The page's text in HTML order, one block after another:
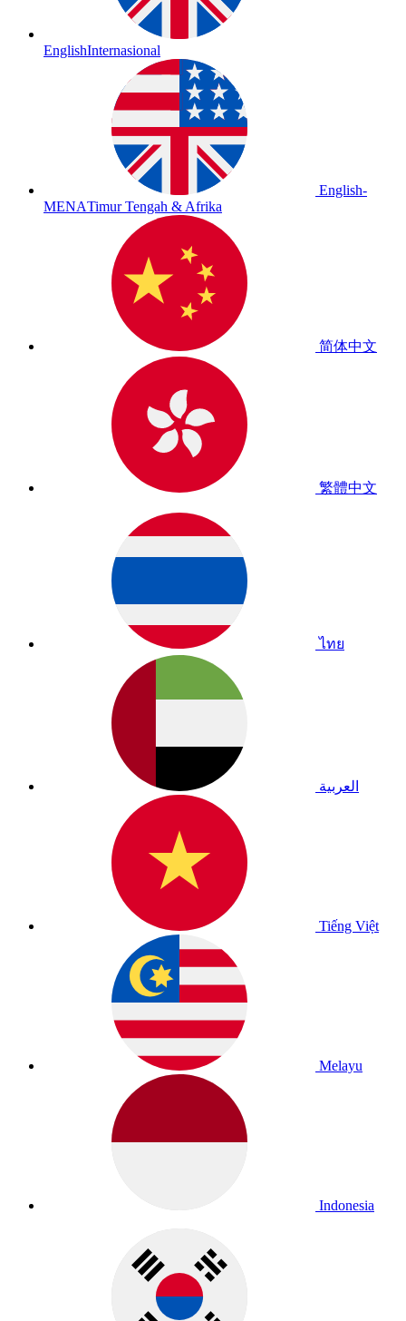
EnglishInternasional
English-
MENATimur Tengah & Afrika
简体中文
繁體中文
ไทย
العربية
Tiếng Việt
Melayu
Indonesia